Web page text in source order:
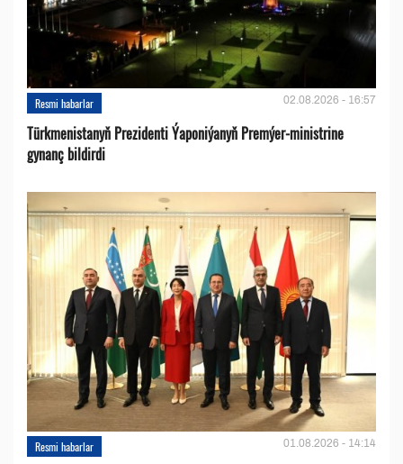
Resmi habarlar 02.08.2026 - 16:57
Türkmenistanyň Prezidenti Ýaponiýanyň Premýer-ministrine
gynanç bildirdi
Resmi habarlar 01.08.2026 - 14:14